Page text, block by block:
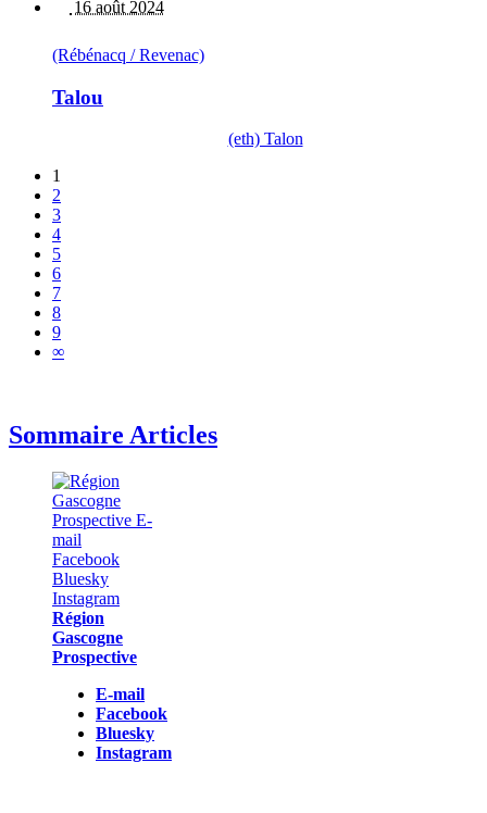
16 août 2024
(Rébénacq / Revenac)
Talou
(eth) Talon
1
2
3
4
5
6
7
8
9
∞
Sommaire Articles
Région
Gascogne
Prospective
E-mail
Facebook
Bluesky
Instagram